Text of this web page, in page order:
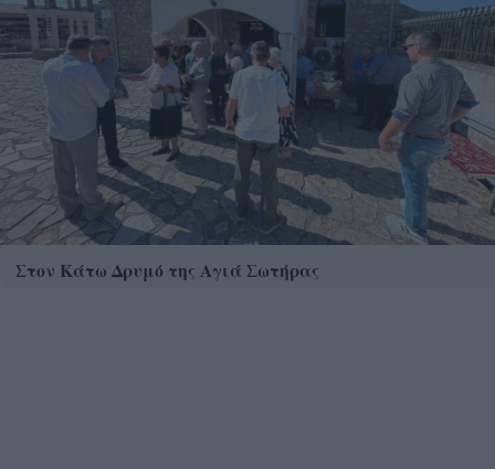
Στον Κάτω Δρυμό της Αγιά Σωτήρας